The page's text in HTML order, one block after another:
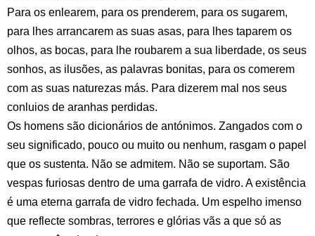
Para os enlearem, para os prenderem, para os sugarem,
para lhes arrancarem as suas asas, para lhes taparem os
olhos, as bocas, para lhe roubarem a sua liberdade, os seus
sonhos, as ilusões, as palavras bonitas, para os comerem
com as suas naturezas más. Para dizerem mal nos seus
conluios de aranhas perdidas.
Os homens são dicionários de antónimos. Zangados com o
seu significado, pouco ou muito ou nenhum, rasgam o papel
que os sustenta. Não se admitem. Não se suportam. São
vespas furiosas dentro de uma garrafa de vidro. A existência
é uma eterna garrafa de vidro fechada. Um espelho imenso
que reflecte sombras, terrores e glórias vãs a que só as